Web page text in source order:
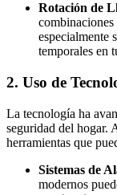
Rotación de
combinaciones
especialmente
temporales en
2. Uso de
La tecnología ha
seguridad del hogar.
herramientas que
Sistemas de
modernos